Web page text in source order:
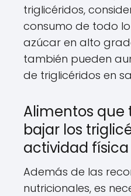
triglicéridos,
consumo de todo
azúcar en alto
también pueden
de triglicéridos en
Alimentos que
bajar los
actividad física
Además de las
nutricionales, es